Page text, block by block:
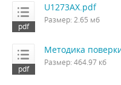
U1273AX.pdf
Размер: 2.65 мб
Методика
Размер: 464.97 кб